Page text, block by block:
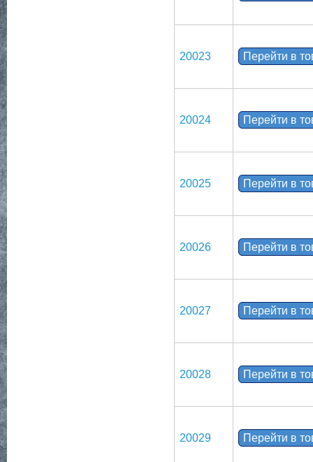
20023 Перейти в
20024 Перейти в
20025 Перейти в
20026 Перейти в
20027 Перейти в
20028 Перейти в
20029 Перейти в